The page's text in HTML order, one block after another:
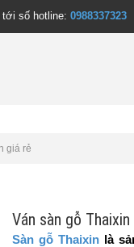
số hotline: 0988337323
giá rẻ
Ván sàn gỗ
Sàn gỗ Thaixinlà